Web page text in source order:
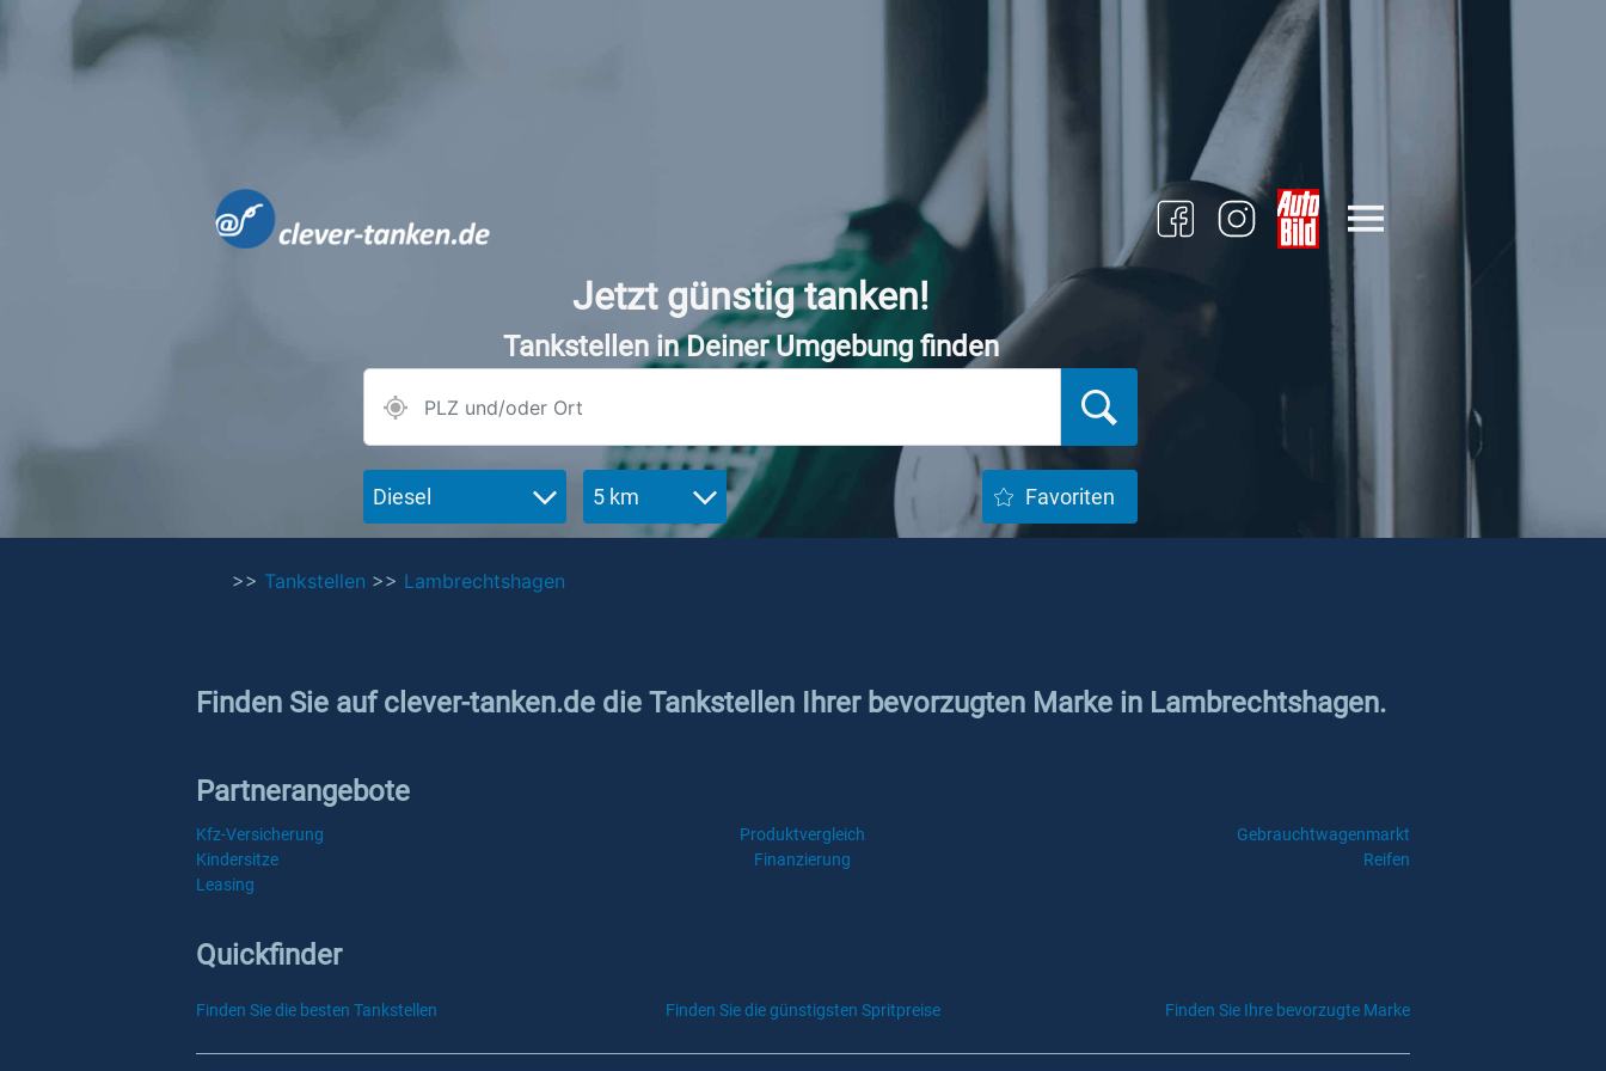
Jetzt günstig tanken!
Tankstellen in Deiner Umgebung finden
Diesel 5 km Favoriten
>> Tankstellen >> Lambrechtshagen
Finden Sie auf clever-tanken.de die Tankstellen Ihrer bevorzugten Marke in Lambrechtshagen.
Partnerangebote
Kfz-Versicherung Produktvergleich
Gebrauchtwagenmarkt
Kindersitze
Finanzierung
Reifen
Leasing
Quickfinder
Finden Sie die besten Tankstellen Finden Sie die günstigsten Spritpreise Finden Sie Ihre bevorzugte Marke